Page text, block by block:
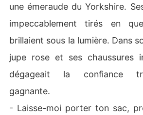
une émeraude du Yorkshire.
impeccablement tirés en
brillaient sous la lumière. Dans
jupe rose et ses chaussures
dégageait la confiance
gagnante.
- Laisse-moi porter ton sac,